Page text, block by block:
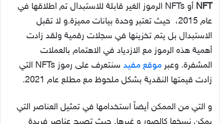
NFT
أو NFTs الرموز الغير قابلة للاستبدال تم اطلاقها في
عام 2015، حيث تعتبر وحدة بيانات مميزة.و لا تقبل
الاستبدال بل يتم تخزينها في سجلات رقمية ولقد زادت
أهمية هذه الرموز مع الازدياد في الاهتمام بالعملات
المشفرة. وعبر موقع مفيد
سنتعرف على رموز NFTs التي
زادت قيمتها النقدية بشكل ملحوظ مع مطلع عام 2021.
و التي من الممكن أيضاً استخدامها في تمثيل العناصر التي